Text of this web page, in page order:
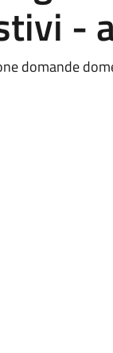
-
domande